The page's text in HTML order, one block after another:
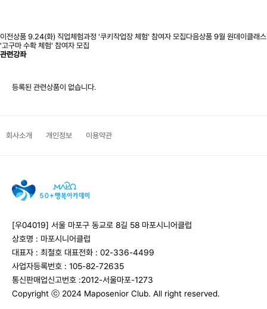
이전상품 9.24(화) 직업체험과정 '쿠키작업장 체험' 참여자 모집다음상품 9월 원데이클래스
'고구마 수확 체험' 참여자 모집
관련강좌
등록된 관련상품이 없습니다.
회사소개 개인정보 이용약관
[우04019] 서울 마포구 동교로 8길 58 마포시니어클럽
상호명 : 마포시니어클럽
대표자 : 최철호 대표전화 : 02-336-4499
사업자등록번호 : 105-82-72635
통신판매업신고번호 :2012-서울마포-1273
Copyright ⓒ 2024 Maposenior Club. All right reserved.